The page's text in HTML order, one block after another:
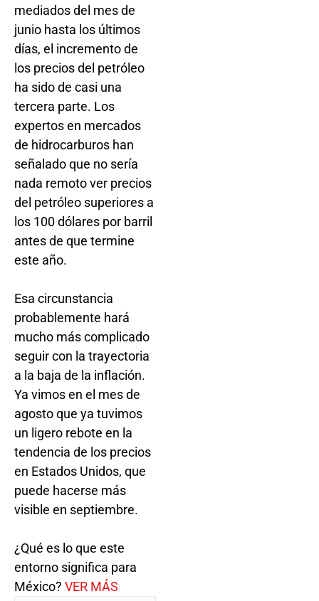
mediados del mes de
junio hasta los últimos
días, el incremento de
los precios del petróleo
ha sido de casi una
tercera parte. Los
expertos en mercados
de hidrocarburos han
señalado que no sería
nada remoto ver precios
del petróleo superiores a
los 100 dólares por barril
antes de que termine
este año.
Esa circunstancia
probablemente hará
mucho más complicado
seguir con la trayectoria
a la baja de la inflación.
Ya vimos en el mes de
agosto que ya tuvimos
un ligero rebote en la
tendencia de los precios
en Estados Unidos, que
puede hacerse más
visible en septiembre.
¿Qué es lo que este
entorno significa para
México? VER MÁS